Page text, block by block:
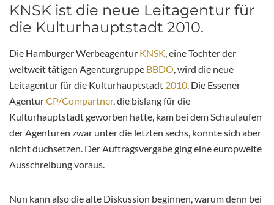
KNSK ist die neue Leitagentur für
die Kulturhauptstadt 2010.
Die Hamburger Werbeagentur KNSK , eine Tochter der
weltweit tätigen Agenturgruppe BBDO , wird die neue
Leitagentur für die Kulturhauptstadt 2010 . Die Essener
AgenturCP/Compartner, die bislang für die
Kulturhauptstadt geworben hatte, kam bei dem Schaulaufen
der Agenturen zwar unter die letzten sechs, konnte sich aber
nicht duchsetzen. Der Auftragsvergabe ging eine europweite
Ausschreibung voraus.
Nun kann also die alte Diskussion beginnen, warum denn bei